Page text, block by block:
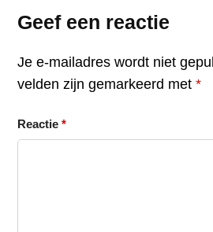
Geef een reactie
Je e-mailadres wordt niet
velden zijn gemarkeerd met *
Reactie *